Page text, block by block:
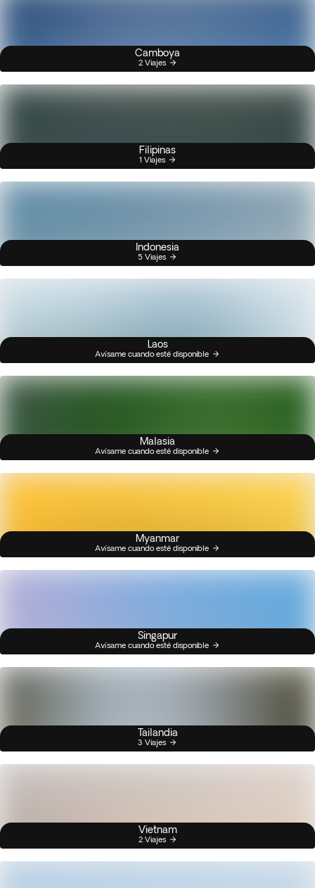
Camboya
2 Viajes
Filipinas
1 Viajes
Indonesia
5 Viajes
Laos
Avísame cuando esté disponible
Malasia
Avísame cuando esté disponible
Myanmar
Avísame cuando esté disponible
Singapur
Avísame cuando esté disponible
Tailandia
3 Viajes
Vietnam
2 Viajes